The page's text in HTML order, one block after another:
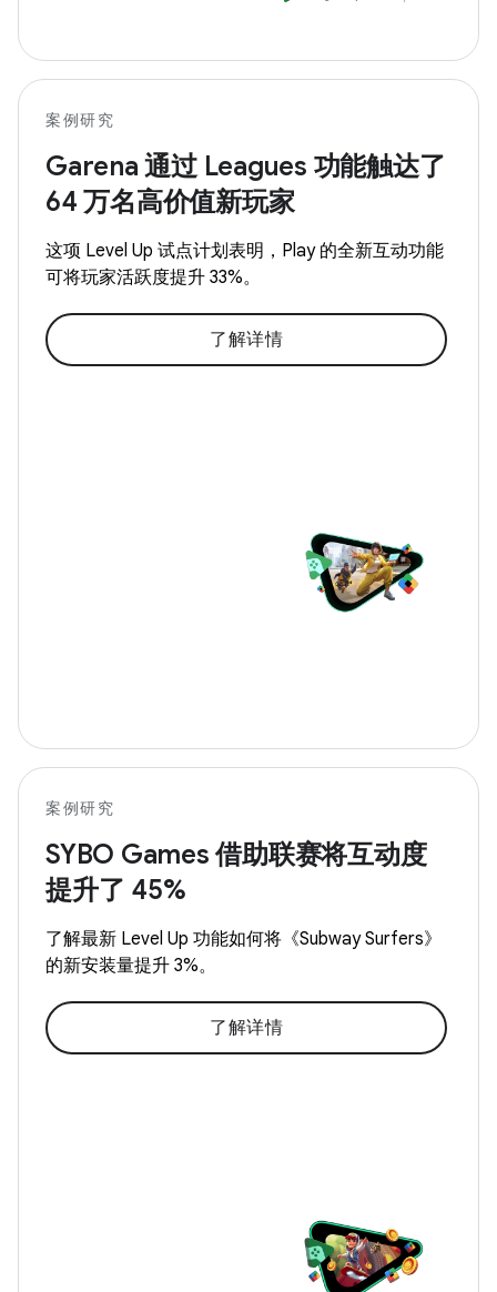
案例研究
Garena 通过 Leagues 功能触达了
64 万名高价值新玩家
这项 Level Up 试点计划表明，Play 的全新互动功能
可将玩家活跃度提升 33%。
了解详情
案例研究
SYBO Games 借助联赛将互动度
提升了 45%
了解最新 Level Up 功能如何将《Subway Surfers》
的新安装量提升 3%。
了解详情